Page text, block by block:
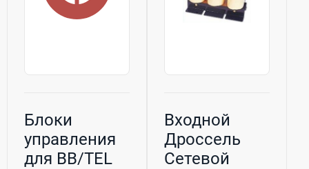
Блоки
управления
для BB/TEL
Входной
Дроссель
Сетевой